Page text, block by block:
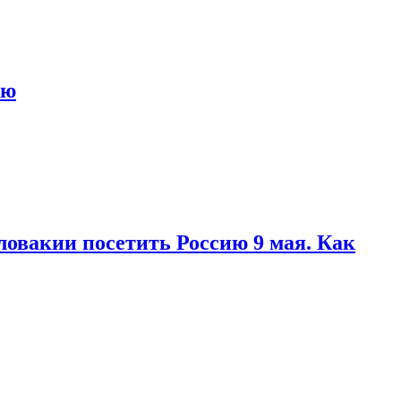
посетить Россию 9 мая. Как